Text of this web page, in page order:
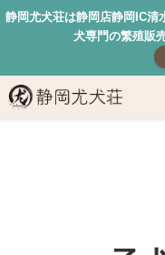
静岡尤犬荘は静岡店静岡IC清
犬専門の繁殖販